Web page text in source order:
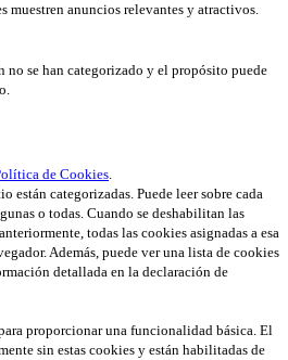
muestren anuncios relevantes y atractivos.
no se han categorizado y el propósito puede
de Cookies.
están categorizadas. Puede leer sobre cada
o todas. Cuando se deshabilitan las
todas las cookies asignadas a esa
Además, puede ver una lista de cookies
detallada en la declaración de
proporcionar una funcionalidad básica. El
sin estas cookies y están habilitadas de